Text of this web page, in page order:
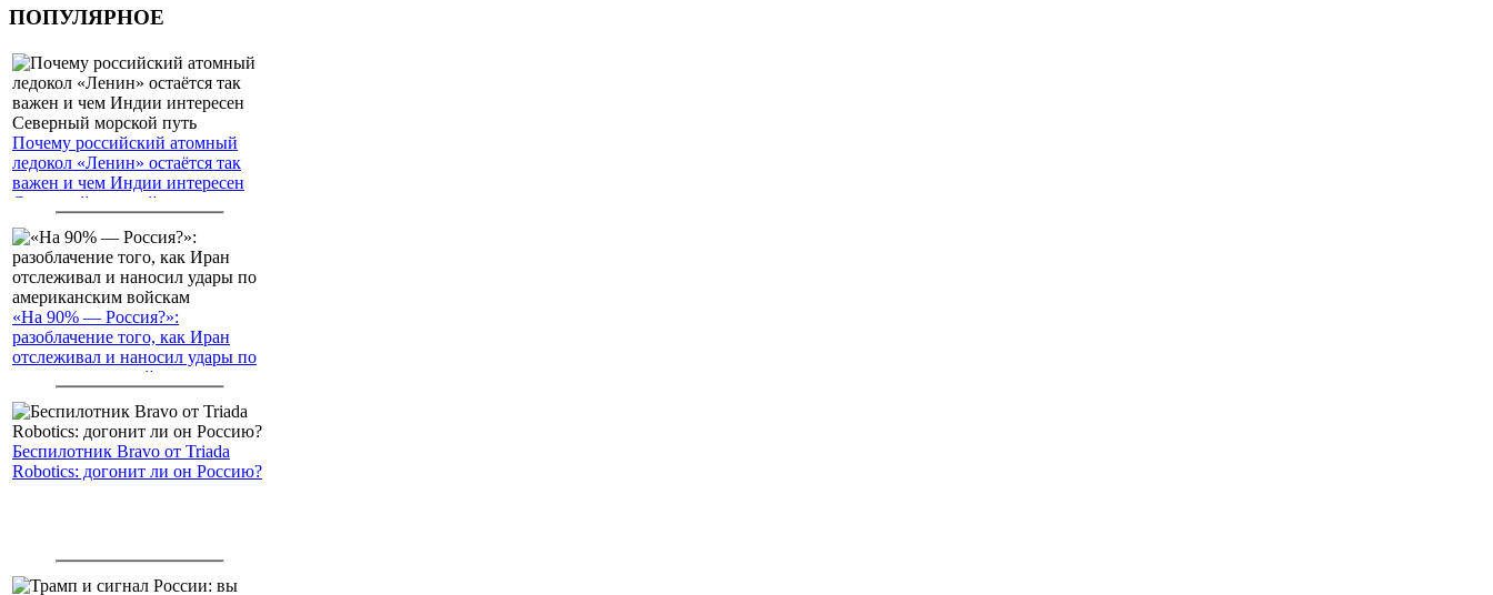
ПОПУЛЯРНОЕ
Почему российский атомный
ледокол «Ленин» остаётся так
важен и чем Индии интересен
Северный морской путь
«На 90% — Россия?»:
разоблачение того, как Иран
отслеживал и наносил удары по
американским войскам
Беспилотник Bravo от Triada
Robotics: догонит ли он Россию?